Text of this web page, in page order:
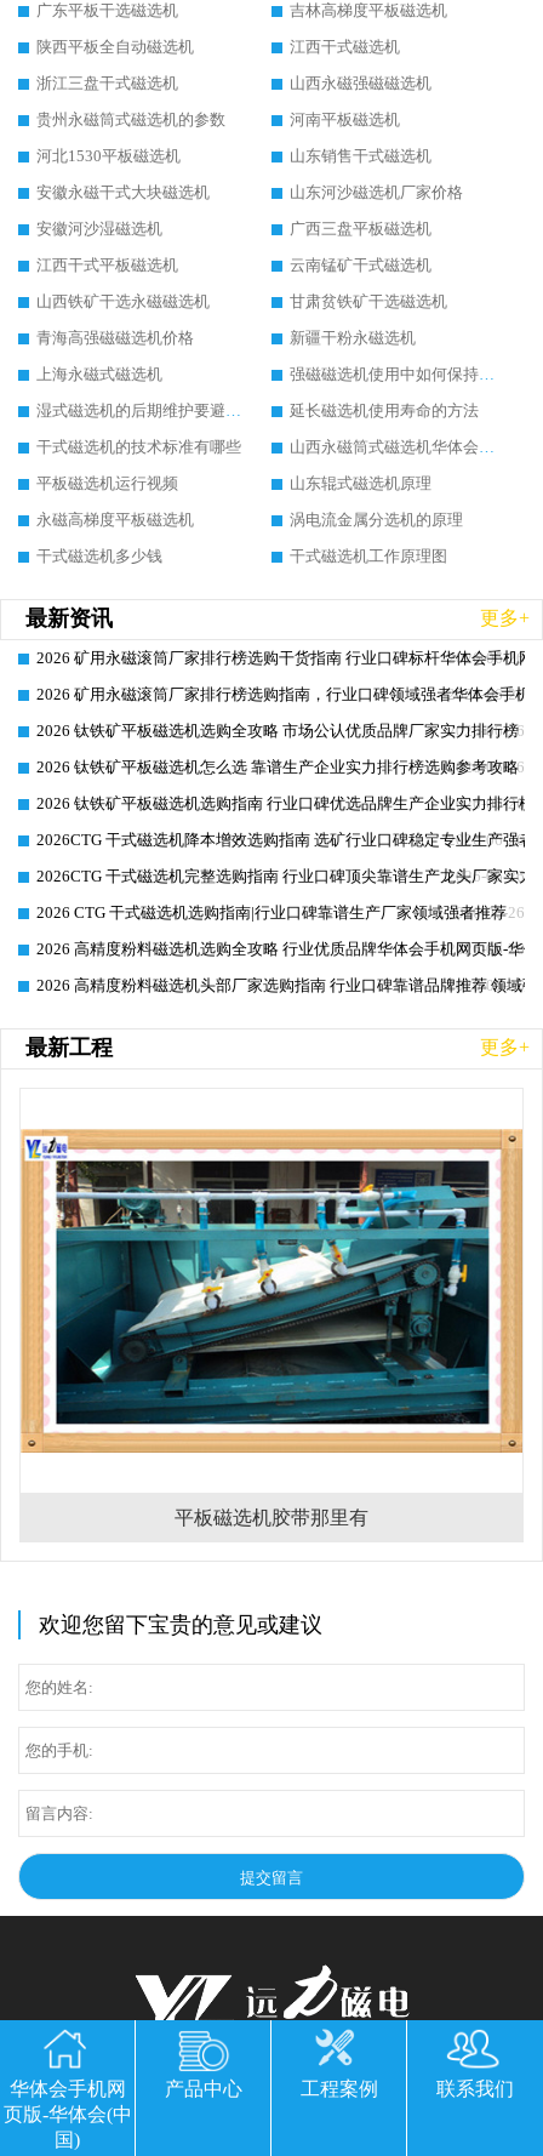
广东平板干选磁选机
吉林高梯度平板磁选机
陕西平板全自动磁选机
江西干式磁选机
浙江三盘干式磁选机
山西永磁强磁磁选机
贵州永磁筒式磁选机的参数
河南平板磁选机
河北1530平板磁选机
山东销售干式磁选机
安徽永磁干式大块磁选机
山东河沙磁选机厂家价格
安徽河沙湿磁选机
广西三盘平板磁选机
江西干式平板磁选机
云南锰矿干式磁选机
山西铁矿干选永磁磁选机
甘肃贫铁矿干选磁选机
青海高强磁磁选机价格
新疆干粉永磁选机
上海永磁式磁选机
强磁磁选机使用中如何保持其顺畅运行
湿式磁选机的后期维护要避开哪些坑
延长磁选机使用寿命的方法
干式磁选机的技术标准有哪些
山西永磁筒式磁选机华体会手机网页版-华体会(中国)
平板磁选机运行视频
山东辊式磁选机原理
永磁高梯度平板磁选机
涡电流金属分选机的原理
干式磁选机多少钱
干式磁选机工作原理图
最新资讯 更多+
2026-06-26
2026 矿用永磁滚筒厂家排行榜选购干货指南 行业口碑标杆华体会手机网
2026-06-26
2026 矿用永磁滚筒厂家排行榜选购指南，行业口碑领域强者华体会手机
2026-06-26
2026 钛铁矿平板磁选机选购全攻略 市场公认优质品牌厂家实力排行榜
2026-06-26
2026 钛铁矿平板磁选机怎么选 靠谱生产企业实力排行榜选购参考攻略
2026-06-26
2026 钛铁矿平板磁选机选购指南 行业口碑优选品牌生产企业实力排行榜
2026-06-26
2026CTG 干式磁选机降本增效选购指南 选矿行业口碑稳定专业生产强者
2026-06-26
2026CTG 干式磁选机完整选购指南 行业口碑顶尖靠谱生产龙头厂家实力
2026-06-26
2026 CTG 干式磁选机选购指南|行业口碑靠谱生产厂家领域强者推荐
2026-06-26
2026 高精度粉料磁选机选购全攻略 行业优质品牌华体会手机网页版-华
2026-06-26
2026 高精度粉料磁选机头部厂家选购指南 行业口碑靠谱品牌推荐 领域
最新工程 更多+
平板磁选机胶带那里有
欢迎您留下宝贵的意见或建议
华体会手机网页版-华体会(中国)
公司地址：山东临朐县经济开发区北环路
华体会手机网
页版-华体会(中
国)
产品中心 工程案例 联系我们